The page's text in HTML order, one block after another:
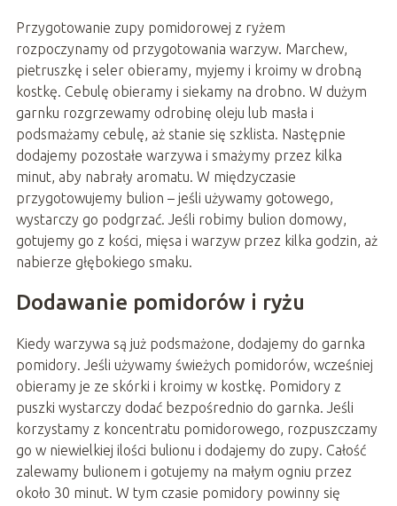
Przygotowanie zupy pomidorowej z ryżem
rozpoczynamy od przygotowania warzyw. Marchew,
pietruszkę i seler obieramy, myjemy i kroimy w drobną
kostkę. Cebulę obieramy i siekamy na drobno. W dużym
garnku rozgrzewamy odrobinę oleju lub masła i
podsmażamy cebulę, aż stanie się szklista. Następnie
dodajemy pozostałe warzywa i smażymy przez kilka
minut, aby nabrały aromatu. W międzyczasie
przygotowujemy bulion – jeśli używamy gotowego,
wystarczy go podgrzać. Jeśli robimy bulion domowy,
gotujemy go z kości, mięsa i warzyw przez kilka godzin, aż
nabierze głębokiego smaku.
Dodawanie pomidorów i ryżu
Kiedy warzywa są już podsmażone, dodajemy do garnka
pomidory. Jeśli używamy świeżych pomidorów, wcześniej
obieramy je ze skórki i kroimy w kostkę. Pomidory z
puszki wystarczy dodać bezpośrednio do garnka. Jeśli
korzystamy z koncentratu pomidorowego, rozpuszczamy
go w niewielkiej ilości bulionu i dodajemy do zupy. Całość
zalewamy bulionem i gotujemy na małym ogniu przez
około 30 minut. W tym czasie pomidory powinny się